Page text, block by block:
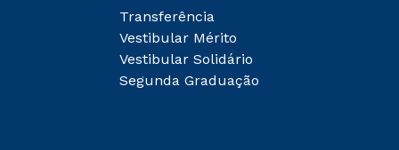
Transferência
Vestibular Mérito
Vestibular Solidário
Segunda Graduação